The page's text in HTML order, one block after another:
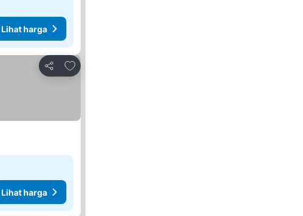
Lihat harga
Kongsi
Tambah ke favorit
Lihat harga